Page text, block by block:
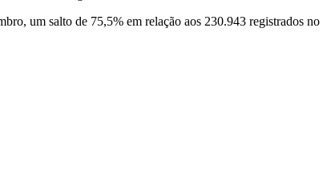
um salto de 75,5% em relação aos 230.943 registrados no